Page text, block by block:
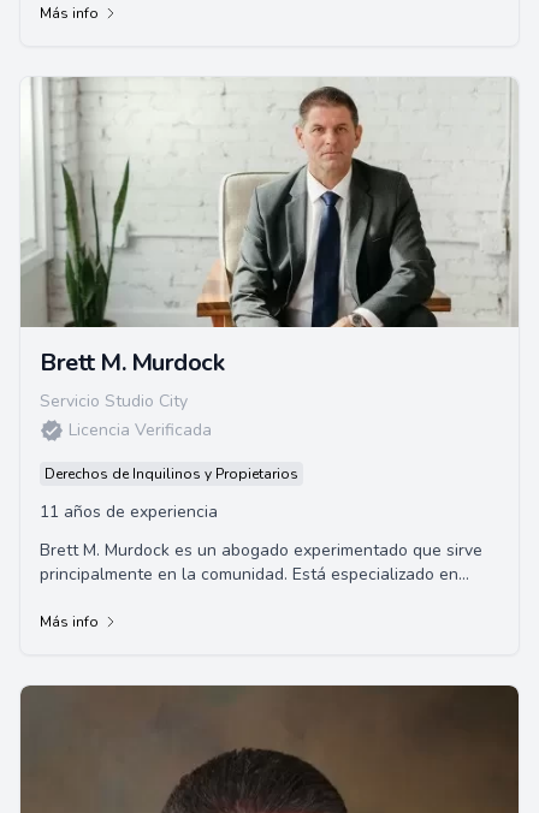
Más info
Brett M. Murdock
Servicio Studio City
Licencia Verificada
Derechos de Inquilinos y Propietarios
11 años de experiencia
Brett M. Murdock es un abogado experimentado que sirve
principalmente en la comunidad. Está especializado en
Más info